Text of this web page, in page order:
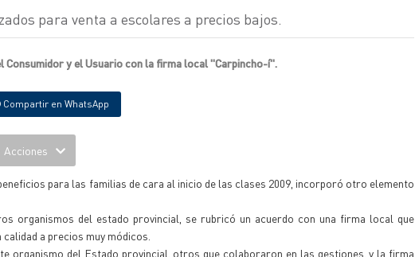
para venta a escolares a precios bajos.
y el Usuario con la firma local "Carpincho-í".
Compartir en WhatsApp
para las familias de cara al inicio de las clases 2009, incorporó otro elemento
organismos del estado provincial, se rubricó un acuerdo con una firma local que
a precios muy módicos.
organismo del Estado provincial, otros que colaboraron en las gestiones, y la firma